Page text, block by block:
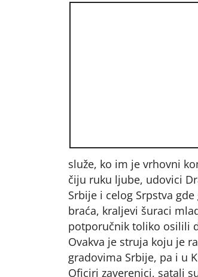
služe, ko im je vrhovni
čiju ruku ljube, udovici
Srbije i celog Srpstva
braća, kraljevi šuraci
potporučnik toliko osilili
Ovakva je struja koju je
gradovima Srbije, pa i u
Oficiri zaverenici, satali